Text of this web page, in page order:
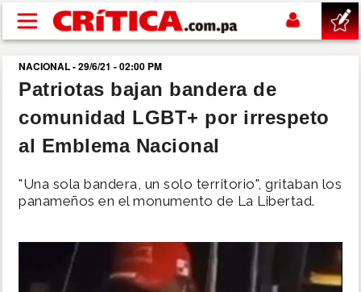
Pasar al contenido principal
buscar
SUCESOS
POLÍTICA
NACIONAL - 29/6/21 - 02:00 PM
Patriotas bajan bandera de
comunidad LGBT+ por irrespeto
al Emblema Nacional
"Una sola bandera, un solo territorio", gritaban los
panameños en el monumento de La Libertad.